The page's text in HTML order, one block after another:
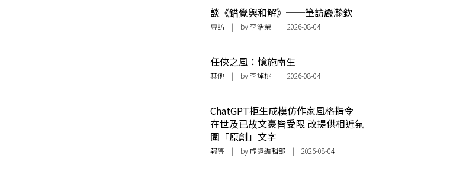
談《錯覺與和解》──筆訪嚴瀚欽
專訪 | by 李浩榮 | 2026-08-04
任俠之風：憶施南生
其他 | by 李焯桃 | 2026-08-04
ChatGPT拒生成模仿作家風格指令
在世及已故文豪皆受限 改提供相近氛
圍「原創」文字
報導 | by 虛詞編輯部 | 2026-08-04